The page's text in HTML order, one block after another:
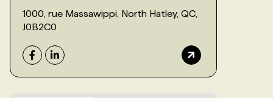
1000, rue Massawippi, North Hatley, QC,
J0B2C0